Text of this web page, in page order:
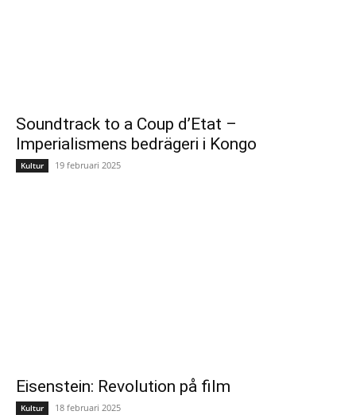
Soundtrack to a Coup d’Etat –
Imperialismens bedrägeri i Kongo
Kultur 19 februari 2025
Eisenstein: Revolution på film
Kultur 18 februari 2025